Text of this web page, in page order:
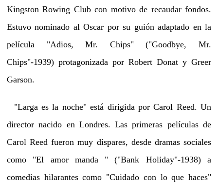
Kingston Rowing Club con motivo de recaudar fondos.
Estuvo nominado al Oscar por su guión adaptado en la
película "Adios, Mr. Chips" ("Goodbye, Mr.
Chips"-1939) protagonizada por Robert Donat y Greer
Garson.
"Larga es la noche" está dirigida por Carol Reed. Un
director nacido en Londres. Las primeras películas de
Carol Reed fueron muy dispares, desde dramas sociales
como "El amor manda " ("Bank Holiday"-1938) a
comedias hilarantes como "Cuidado con lo que haces"